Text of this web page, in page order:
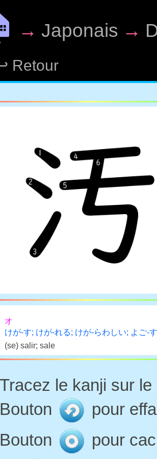
→ Japonais →
Retour
オ
けが-す; けが-れる; けが-らわしい; よご-
(se) salir; sale
Tracez le kanji sur
Bouton
pour
Bouton
pour